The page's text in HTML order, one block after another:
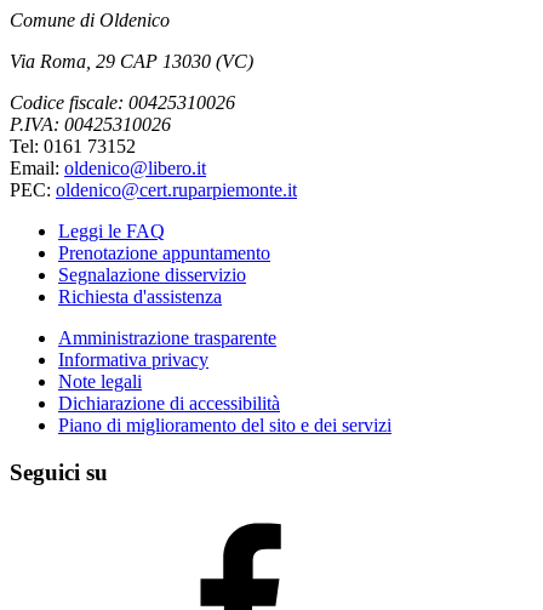
Comune di Oldenico
Via Roma, 29 CAP 13030 (VC)
Codice fiscale: 00425310026
P.IVA: 00425310026
Tel: 0161 73152
Email: oldenico@libero.it
PEC: oldenico@cert.ruparpiemonte.it
Leggi le FAQ
Prenotazione appuntamento
Segnalazione disservizio
Richiesta d'assistenza
Amministrazione trasparente
Informativa privacy
Note legali
Dichiarazione di accessibilità
Piano di miglioramento del sito e dei servizi
Seguici su